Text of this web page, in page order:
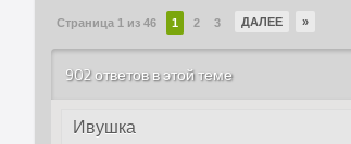
Страница 1 из 46 1 2 3 ДАЛЕЕ »
902 ответов в этой теме
Ивушка